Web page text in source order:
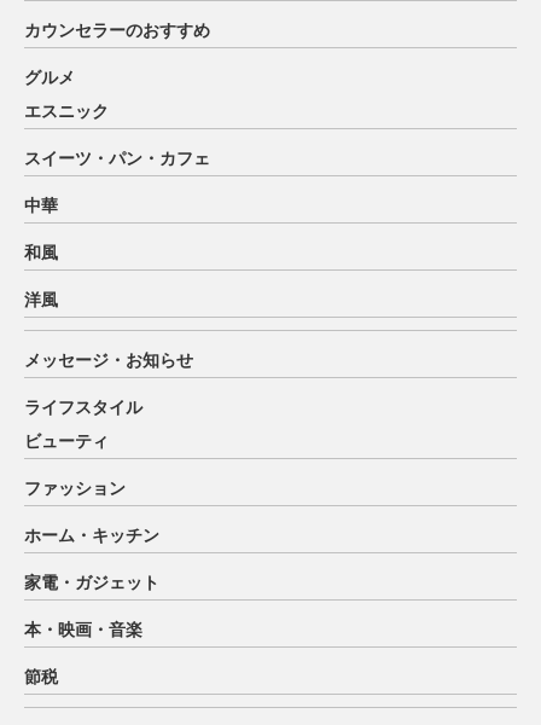
カウンセラーのおすすめ
グルメ
エスニック
スイーツ・パン・カフェ
中華
和風
洋風
メッセージ・お知らせ
ライフスタイル
ビューティ
ファッション
ホーム・キッチン
家電・ガジェット
本・映画・音楽
節税